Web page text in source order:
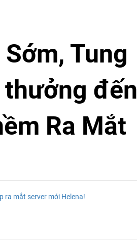
Tung
thưởng đến
Ra Mắt
ra mắt server mới Helena!